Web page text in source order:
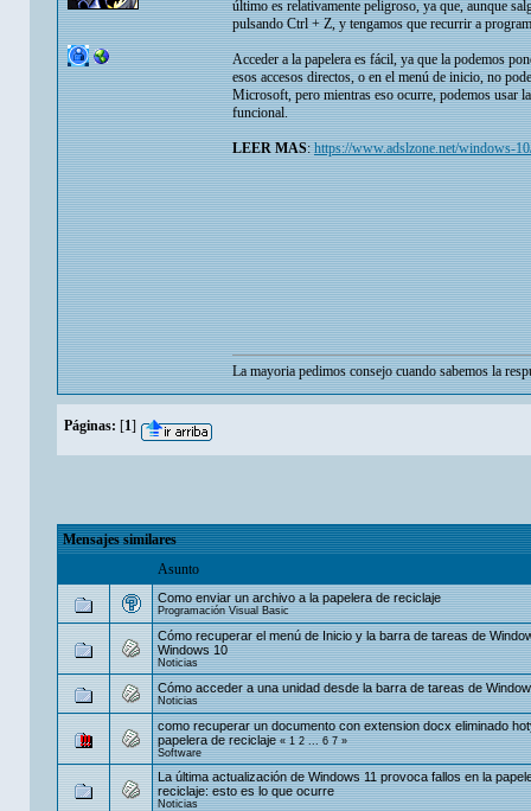
último es relativamente peligroso, ya que, aunque
pulsando Ctrl + Z, y tengamos que recurrir a
Acceder a la papelera es fácil, ya que la podemos
esos accesos directos, o en el menú de inicio, no
Microsoft, pero mientras eso ocurre, podemos usar
funcional.
LEER MAS:https://www.adslzone.net/windows-
La mayoria pedimos consejo cuando sabemos la
Páginas: [1]
Mensajes similares
Asunto
Como enviar un archivo a la papelera de reciclaje
Programación Visual Basic
Cómo recuperar el menú de Inicio y la barra de tareas de
Windows 10
Noticias
Cómo acceder a una unidad desde la barra de tareas de
Noticias
como recuperar un documento con extension docx eliminado
papelera de reciclaje «1 2...6 7»
Software
La última actualización de Windows 11 provoca fallos en la
reciclaje: esto es lo que ocurre
Noticias